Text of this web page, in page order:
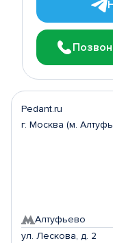
Pedant.ru
г. Москва (м.
Алтуфьево
ул. Лескова, д. 2